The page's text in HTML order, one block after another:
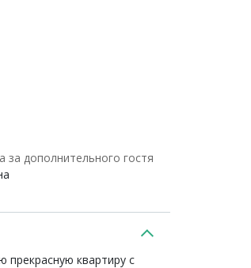
за дополнительного гостя
прекрасную квартиру с